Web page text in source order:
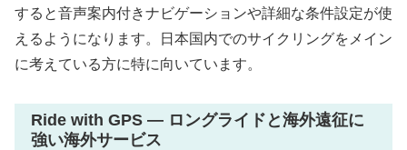
すると音声案内付きナビゲーションや詳細な条件設定が使
えるようになります。日本国内でのサイクリングをメイン
に考えている方に特に向いています。
Ride with GPS — ロングライドと海外遠征に
強い海外サービス